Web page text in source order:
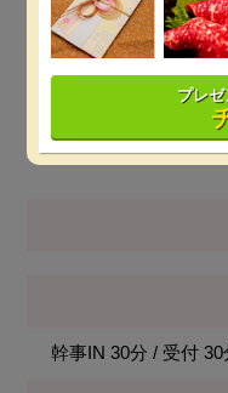
土日祝：25万円～※ 開
プロジェクター&ス
幹事IN 30分 / 受付
プレ